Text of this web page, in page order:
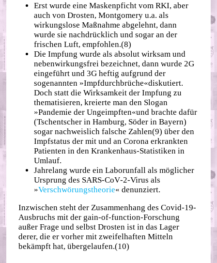
Erst wurde eine Maskenpficht vom RKI, aber
auch von Drosten, Montgomery u.a. als
wirkungslose Maßnahme abgelehnt, dann
wurde sie nachdrücklich und sogar an der
frischen Luft, empfohlen.(8)
Die Impfung wurde als absolut wirksam und
nebenwirkungsfrei bezeichnet, dann wurde 2G
eingeführt und 3G heftig aufgrund der
sogenannten »Impfdurchbrüche«diskutiert.
Doch statt die Wirksamkeit der Impfung zu
thematisieren, kreierte man den Slogan
»Pandemie der Ungeimpften«und brachte dafür
(Tschentscher in Hamburg, Söder in Bayern)
sogar nachweislich falsche Zahlen(9) über den
Impfstatus der mit und an Corona erkrankten
Patienten in den Krankenhaus‐​Statistiken in
Umlauf.
Jahrelang wurde ein Laborunfall als möglicher
Ursprung des SARS‐​CoV‐​2‐​Virus als
»Verschwörungstheorie« denunziert.
Inzwischen steht der Zusammenhang des Covid‐​19‐​
Ausbruchs mit der gain‐​of‐​function‐​Forschung
außer Frage und selbst Drosten ist in das Lager
derer, die er vorher mit zweifelhaften Mitteln
bekämpft hat, übergelaufen.(10)